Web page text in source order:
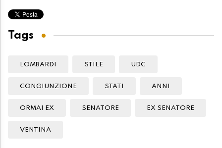
Tags
LOMBARDI STILE UDC
CONGIUNZIONE STATI ANNI
ORMAI EX SENATORE EX SENATORE
VENTINA